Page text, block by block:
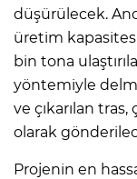
düşürülecek.
üretim kapasitesi
bin tona
yöntemiyle
ve çıkarılan
olarak
Projenin en